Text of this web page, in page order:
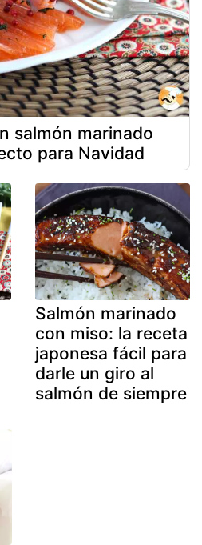
salmón marinado
para Navidad
Salmón marinado
con miso: la receta
japonesa fácil para
darle un giro al
salmón de siempre